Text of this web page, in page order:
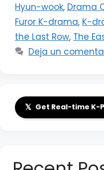
Hyun-wook, Drama
Furor K-drama, K-
the Last Row, The
Deja un
𝕏 Get Real-time K-